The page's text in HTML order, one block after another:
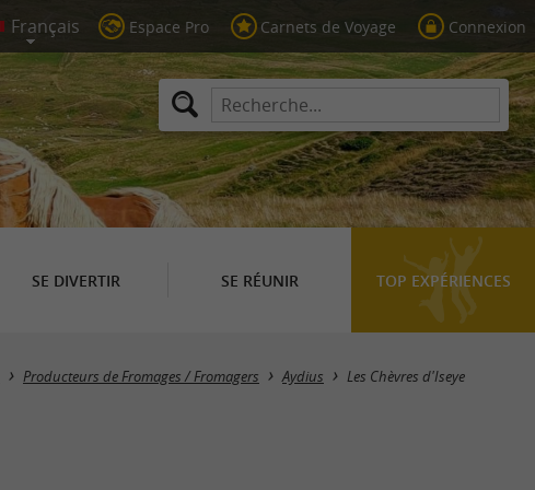
Espace Pro Carnets de Voyage Connexion
SE DIVERTIR SE RÉUNIR TOP EXPÉRIENCES
Producteurs de Fromages / Fromagers Aydius Les Chèvres d'Iseye